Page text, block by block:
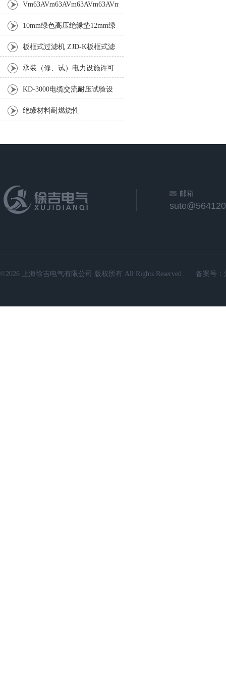
Vm63AVm63AVm63AVm63AVm63A
10mm绿色高压绝缘垫12mm绿
色高压绝缘垫
板框式过滤机 ZJD-K板框式滤
油机 BK压力式板框滤油机
承装（修、试）电力设施许可
证申请条件
KD-3000电缆交流耐压试验设
备 电缆交流耐压试验装置
绝缘材料耐燃烧性
邮箱
©2026 上海徐吉电气有限公司 版权所有 All Rights Reserved. 备案号：